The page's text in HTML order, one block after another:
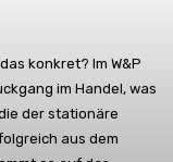
konkret? Im W&P
im Handel, was
der stationäre
aus dem